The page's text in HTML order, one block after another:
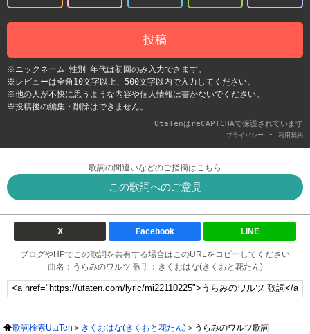
投稿
※ニックネーム･性別･年代は初回のみ入力できます。
※レビューは全角10文字以上、500文字以内で入力してください。
※他の人が不快に思うような内容や個人情報は書かないでください。
※投稿後の編集・削除はできません。
UtaTenはreCAPTCHAで保護されています
プライバシー - 利用契約
歌詞の間違いなどのご指摘はこちら
この歌詞へのご意見
X Facebook LINE
ブログやHPでこの歌詞を共有する場合はこのURLをコピーしてください
曲名：うらみのワルツ 歌手：きくおはな(きくおと花たん)
歌詞検索UtaTen きくおはな(きくおと花たん) うらみのワルツ歌詞